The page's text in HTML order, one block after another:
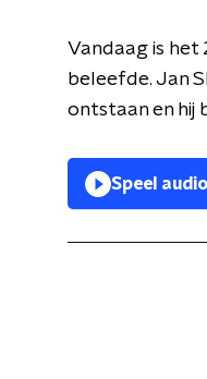
Vandaag is het
beleefde. Jan
ontstaan en hij
Speel